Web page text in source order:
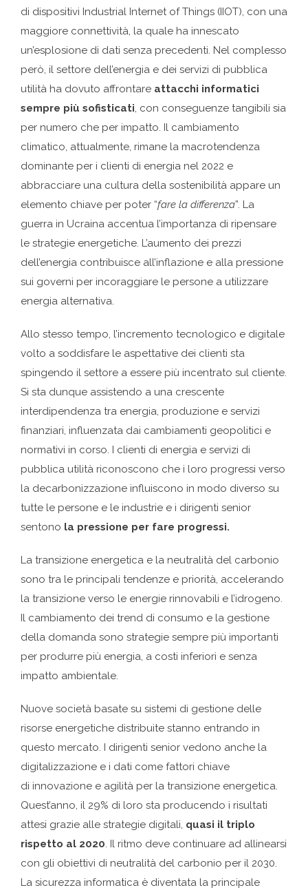
di dispositivi Industrial Internet of Things (IIOT), con una
maggiore connettività, la quale ha innescato
un’esplosione di dati senza precedenti. Nel complesso
però, il settore dell’energia e dei servizi di pubblica
utilità ha dovuto affrontare attacchi informatici
sempre più sofisticati, con conseguenze tangibili sia
per numero che per impatto. Il cambiamento
climatico, attualmente, rimane la macrotendenza
dominante per i clienti di energia nel 2022 e
abbracciare una cultura della sostenibilità appare un
elemento chiave per poter “fare la differenza”. La
guerra in Ucraina accentua l’importanza di ripensare
le strategie energetiche. L’aumento dei prezzi
dell’energia contribuisce all’inflazione e alla pressione
sui governi per incoraggiare le persone a utilizzare
energia alternativa.
Allo stesso tempo, l’incremento tecnologico e digitale
volto a soddisfare le aspettative dei clienti sta
spingendo il settore a essere più incentrato sul cliente.
Si sta dunque assistendo a una crescente
interdipendenza tra energia, produzione e servizi
finanziari, influenzata dai cambiamenti geopolitici e
normativi in corso. I clienti di energia e servizi di
pubblica utilità riconoscono che i loro progressi verso
la decarbonizzazione influiscono in modo diverso su
tutte le persone e le industrie e i dirigenti senior
sentono la pressione per fare progressi.
La transizione energetica e la neutralità del carbonio
sono tra le principali tendenze e priorità, accelerando
la transizione verso le energie rinnovabili e l’idrogeno.
Il cambiamento dei trend di consumo e la gestione
della domanda sono strategie sempre più importanti
per produrre più energia, a costi inferiori e senza
impatto ambientale.
Nuove società basate su sistemi di gestione delle
risorse energetiche distribuite stanno entrando in
questo mercato. I dirigenti senior vedono anche la
digitalizzazione e i dati come fattori chiave
di innovazione e agilità per la transizione energetica.
Quest’anno, il 29% di loro sta producendo i risultati
attesi grazie alle strategie digitali, quasi il triplo
rispetto al 2020. Il ritmo deve continuare ad allinearsi
con gli obiettivi di neutralità del carbonio per il 2030.
La sicurezza informatica è diventata la principale